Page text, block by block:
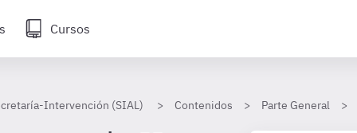
Cursos
Intervención (SIAL) Contenidos Parte General